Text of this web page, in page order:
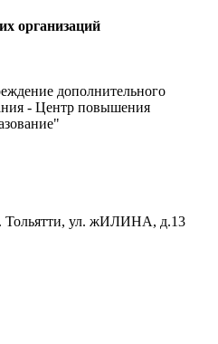
организаций
дополнительного
- Центр повышения
Тольятти, ул. жИЛИНА, д.13